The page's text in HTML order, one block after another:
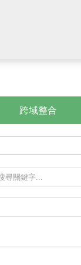
跨域整合